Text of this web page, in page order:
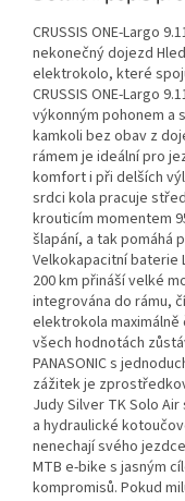
CRUSSIS ONE-Largo
nekonečný dojezd
elektrokolo, které
CRUSSIS ONE-Largo
výkonným pohonem a
kamkoli bez obav z
rámem je ideální pro
komfort i při delších
srdci kola pracuje
krouticím momentem
šlapání, a tak pomáhá
Velkokapacitní baterie
200 km přináší velké
integrována do rámu,
elektrokola
všech hodnotách
PANASONIC s
zážitek je
Judy Silver TK Solo
a hydraulické
nenechají svého jezdce
MTB e-bike s jasným
kompromisů. Pokud